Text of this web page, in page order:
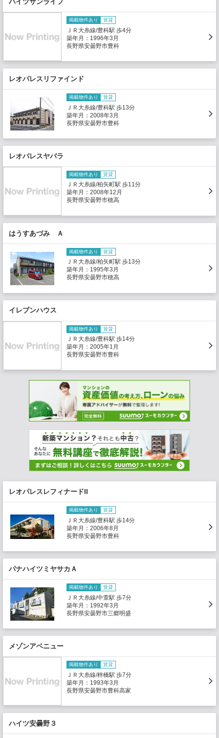
掲載物件あり 賃貸
ＪＲ大糸線/豊科駅 歩4分
築年月：1996年3月
長野県安曇野市豊科
レオパレスリファインド
掲載物件あり 賃貸
ＪＲ大糸線/豊科駅 歩13分
築年月：2008年3月
長野県安曇野市豊科
レオパレスヤバラ
掲載物件あり 賃貸
ＪＲ大糸線/柏矢町駅 歩11分
築年月：2008年12月
長野県安曇野市穂高
はうすあづみ Ａ
掲載物件あり 賃貸
ＪＲ大糸線/柏矢町駅 歩13分
築年月：1995年3月
長野県安曇野市穂高
イレブンハウス
掲載物件あり 賃貸
ＪＲ大糸線/豊科駅 歩14分
築年月：2005年1月
長野県安曇野市豊科
レオパレスレフィナードII
掲載物件あり 賃貸
ＪＲ大糸線/豊科駅 歩14分
築年月：2006年8月
長野県安曇野市豊科
パナハイツミヤサカＡ
掲載物件あり 賃貸
ＪＲ大糸線/中萱駅 歩7分
築年月：1992年3月
長野県安曇野市三郷明盛
メゾンアベニュー
掲載物件あり 賃貸
ＪＲ大糸線/梓橋駅 歩7分
築年月：1993年3月
長野県安曇野市豊科高家
ハイツ安曇野３